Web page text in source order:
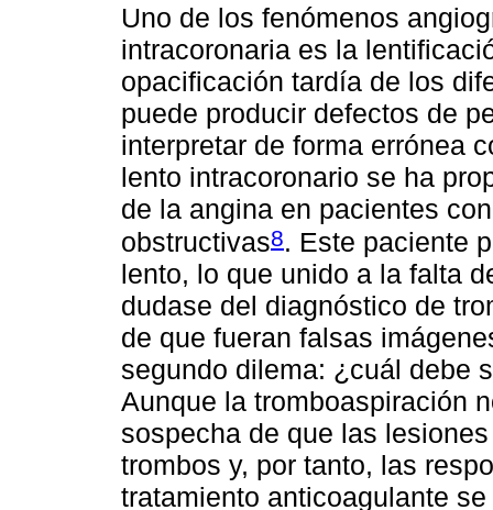
Uno de los fenómenos
intracoronaria es la
opacificación tardía de los
puede producir defectos de
interpretar de forma errónea
lento intracoronario se ha
de la angina en pacientes
obstructivas8. Este paciente
lento, lo que unido a la falta
dudase del diagnóstico de
de que fueran falsas
segundo dilema: ¿cuál debe
Aunque la tromboaspiración
sospecha de que las
trombos y, por tanto, las
tratamiento anticoagulante